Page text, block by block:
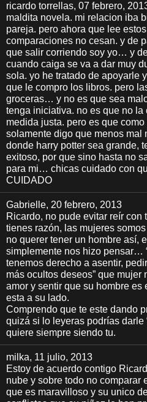
ricardo torrellas, 07 febrero,
maldita novela. mi relacion iba
pareja. pero ahora que lee
comparaciones no cesan. y de
que salir corriendo soy yo… y
cuando caiga se va a dar muy
sola. yo he tratado de apoyarle
que le compro los libros. pero
groceras… y no es que sea
tenga iniciativa. no es que no
medida justa. pero es que
solamente digo que menos mal
donde harry potter sea grande,
exitoso, por que sino hasta no
para mi… chicas cuidado con
CUIDADO
Gabrielle, 20 febrero, 2013
Ricardo, no pude evitar reír con
tienes razón, las mujeres
no querer tener un hombre así,
simplemente nos hizo pensar…
tenemos derecho a asentir,
más ocultos deseos” que mujer
amor y sentir que su hombre
esta a su lado.
Comprendo que te este dando
quizá si lo leyeras podrías darle
quiere siempre siendo tu.
milka, 11 julio, 2013
Estoy de acuerdo contigo
nube y sobre todo no comparar
que es maravilloso y su unico